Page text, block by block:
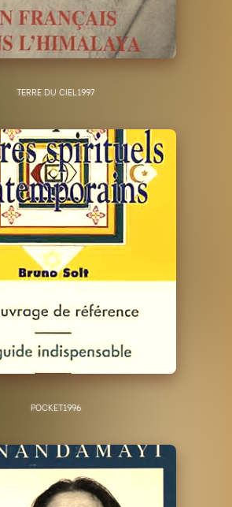
TERRE DU CIEL 1997
POCKET1996